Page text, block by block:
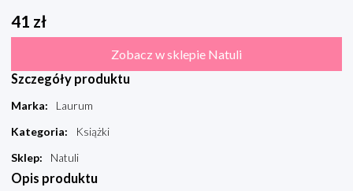
41 zł
Zobacz w sklepie Natuli
Szczegóły produktu
Marka:
Laurum
Kategoria:
Książki
Sklep: Natuli
Opis produktu